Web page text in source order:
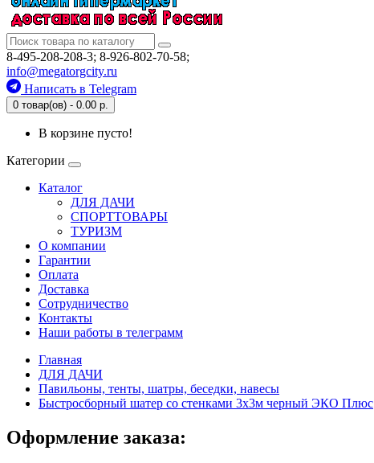
8-495-208-208-3; 8-926-802-70-58;
info@megatorgcity.ru
Написать в Telegram
0 товар(ов) - 0.00 р.
В корзине пусто!
Категории
Каталог
ДЛЯ ДАЧИ
СПОРТТОВАРЫ
ТУРИЗМ
О компании
Гарантии
Оплата
Доставка
Сотрудничество
Контакты
Наши работы в телеграмм
Главная
ДЛЯ ДАЧИ
Павильоны, тенты, шатры, беседки, навесы
Быстросборный шатер со стенками 3х3м черный ЭКО Плюс
Оформление заказа: